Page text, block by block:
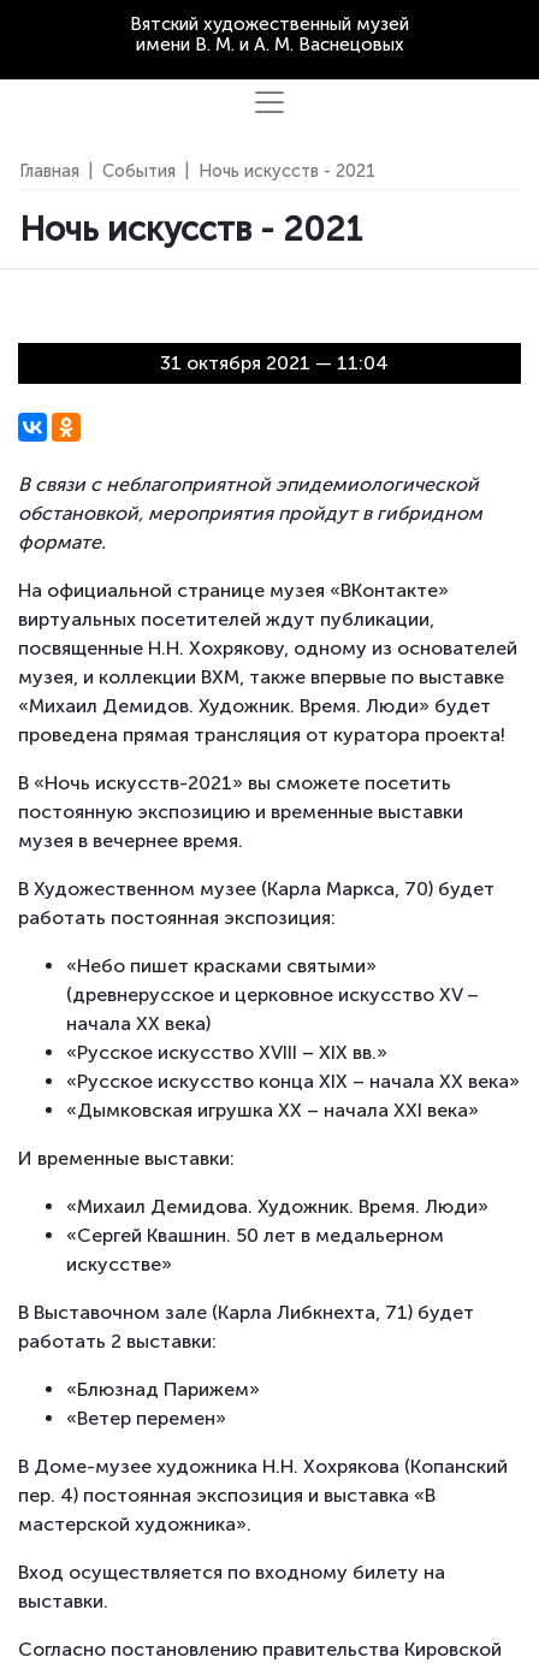
Вятский художественный музей
имени В. М. и А. М. Васнецовых
Главная События Ночь искусств - 2021
Ночь искусств - 2021
31 октября 2021 — 11:04
В связи с неблагоприятной эпидемиологической
обстановкой, мероприятия пройдут в гибридном
формате.
На официальной странице музея «ВКонтакте»
виртуальных посетителей ждут публикации,
посвященные Н.Н. Хохрякову, одному из основателей
музея, и коллекции ВХМ, также впервые по выставке
«Михаил Демидов. Художник. Время. Люди» будет
проведена прямая трансляция от куратора проекта!
В «Ночь искусств-2021» вы сможете посетить
постоянную экспозицию и временные выставки
музея в вечернее время.
В Художественном музее (Карла Маркса, 70) будет
работать постоянная экспозиция:
«Небо пишет красками святыми»
(древнерусское и церковное искусство XV –
начала XX века)
«Русское искусство XVIII – XIX вв.»
«Русское искусство конца XIX – начала XX века»
«Дымковская игрушка XX – начала XXI века»
И временные выставки:
«Михаил Демидова. Художник. Время. Люди»
«Сергей Квашнин. 50 лет в медальерном
искусстве»
В Выставочном зале (Карла Либкнехта, 71) будет
работать 2 выставки:
«Блюзнад Парижем»
«Ветер перемен»
В Доме-музее художника Н.Н. Хохрякова (Копанский
пер. 4) постоянная экспозиция и выставка «В
мастерской художника».
Вход осуществляется по входному билету на
выставки.
Согласно постановлению правительства Кировской